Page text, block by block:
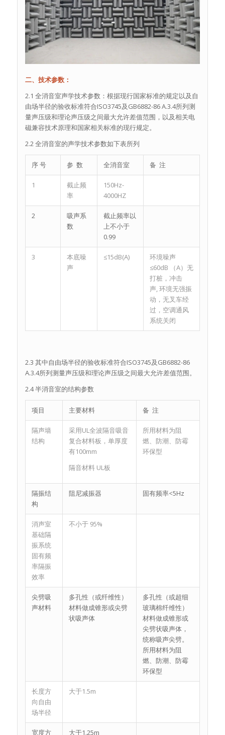
二、技术参数：
2.1 全消音室声学技术参数：根据现行国家标准的规定以及自
由场半径的验收标准符合ISO3745及GB6882-86 A.3.4所列测
量声压级和理论声压级之间最大允许差值范围，以及相关电
磁兼容技术原理和国家相关标准的现行规定。
2.2 全消音室的声学技术参数如下表所列
序 号 参 数 全消音室 备 注
1
截止频
率
150Hz-
4000HZ
2
吸声系
数
截止频率以
上不小于
0.99
3
本底噪
声
≤15dB(A)
环境噪声
≤60dB （A）无
打桩，冲击
声, 环境无强振
动，无叉车经
过，空调通风
系统关闭
2.3 其中自由场半径的验收标准符合ISO3745及GB6882-86
A.3.4所列测量声压级和理论声压级之间最大允许差值范围。
2.4 半消音室的结构参数
项目 主要材料 备 注
隔声墙
结构
采用UL全波隔音吸音
复合材料板，单厚度
有100mm
隔音材料 UL板
所用材料为阻
燃、防潮、防霉
环保型
隔振结
构
阻尼减振器 固有频率<5Hz
消声室
基础隔
振系统
固有频
率隔振
效率
不小于 95%
尖劈吸
声材料
多孔性（或纤维性）
材料做成锥形或尖劈
状吸声体
多孔性（或超细
玻璃棉纤维性）
材料做成锥形或
尖劈状吸声体，
统称吸声尖劈。
所用材料为阻
燃、防潮、防霉
环保型
长度方
向自由
场半径
大于1.5m
宽度方 大于1.25m